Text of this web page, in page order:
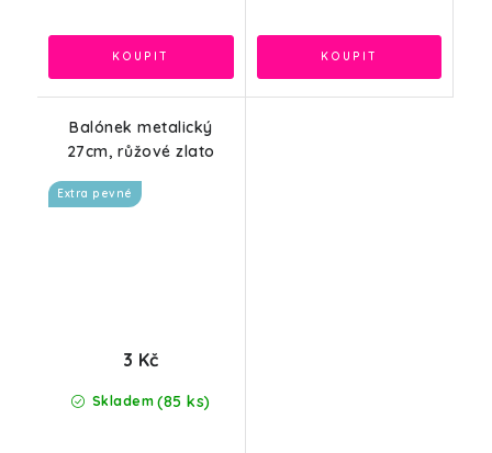
Balónek metalický
27cm, růžové zlato
Extra pevné
Skladem (85 ks)
3 Kč